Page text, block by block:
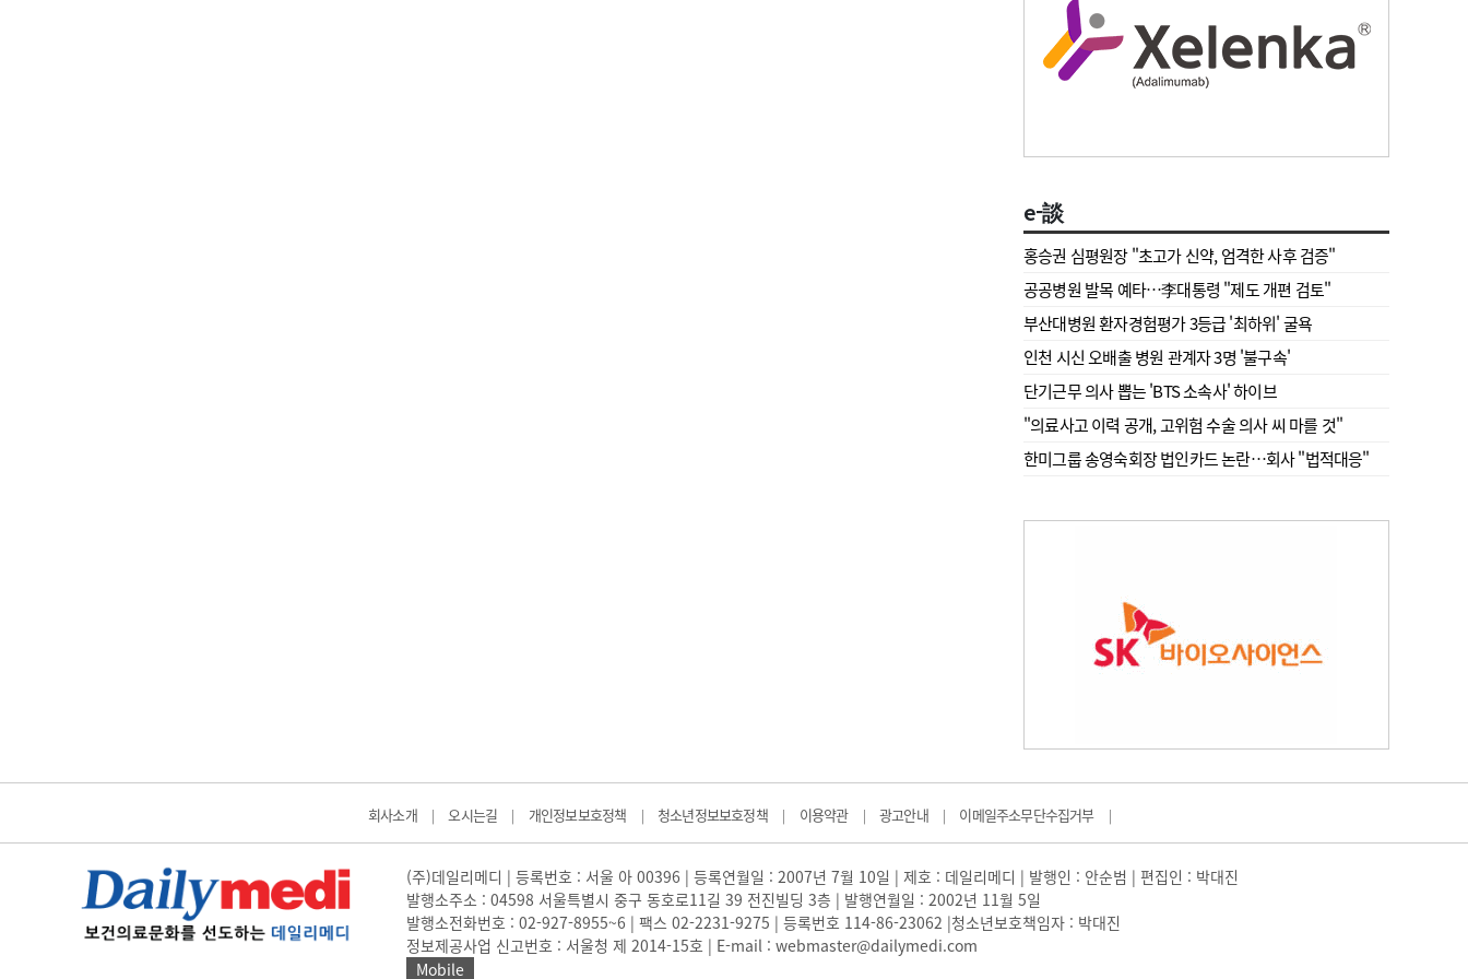
e-談
홍승권 심평원장 " 초고가 신약, 엄격한 사후 검증"
공공병원 발목 예타…李대통령 "제도 개편 검토"
부산대병원 환자경험평가 3등급 '최하위' 굴욕
인천 시신 오배출 병원 관계자 3명 '불구속'
단기근무 의사 뽑는 'BTS 소속사' 하이브
"의료사고 이력 공개, 고위험 수술 의사 씨 마를 것"
한미그룹 송영숙회장 법인카드 논란…회사 "법적대응"
회사소개 | 오시는길 | 개인정보보호정책 | 청소년정보보호정책 | 이용약관 | 광고안내 | 이메일주소무단수집거부 |
(주)데일리메디 | 등록번호 : 서울 아 00396 | 등록연월일 : 2007년 7월 10일 | 제호 : 데일리메디 | 발행인 : 안순범 | 편집인 : 박대진
발행소주소 : 04598 서울특별시 중구 동호로11길 39 전진빌딩 3층 | 발행연월일 : 2002년 11월 5일
발행소전화번호 : 02-927-8955~6 | 팩스 02-2231-9275 | 등록번호 114-86-23062 |청소년보호책임자 : 박대진
정보제공사업 신고번호 : 서울청 제 2014-15호 | E-mail : webmaster@dailymedi.com
Mobile